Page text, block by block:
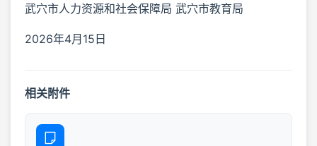
武穴市人力资源和社会保障局 武穴市教育局
2026年4月15日
相关附件